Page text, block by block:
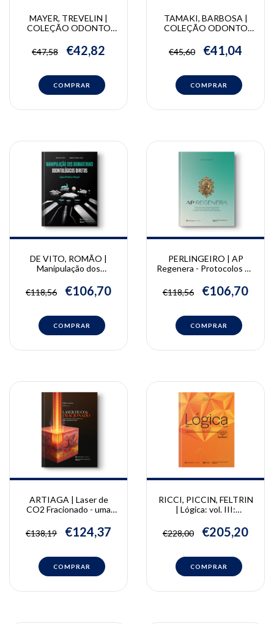
MAYER, TREVELIN |
COLEÇÃO ODONTO
Mayer, Lívia Tosi Trevelin
€47,58 €42,82
TAMAKI, BARBOSA |
COLEÇÃO ODONTO
Regina Tamaki, Wallace
Barbosa
€45,60 €41,04
DE VITO, ROMÃO |
Manipulação dos
Odontológicos Diretos |
André De Vito, Waldyr
€118,56 €106,70
PERLINGEIRO | AP
Regenera - Protocolos de
corporal regenerativa |
Andreia Perlingeiro
€118,56 €106,70
ARTIAGA | Laser de
CO2 Fracionado - uma
no rejuvenescimento
facial | Flavianny Artiaga
€138,19 €124,37
RICCI, PICCIN, FELTRIN
| Lógica: vol. III:
planejamento,
tratamento | Henrique
Feltrin, Weber Adad Ricci
€228,00 €205,20